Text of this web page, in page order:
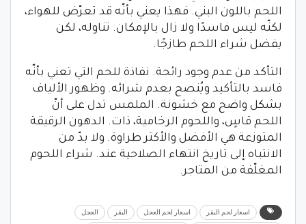
اللحم باللون البني. فهذا يعني بأنّه قد تعرّض للهواء،
لكنّه ليس فاسدًا ولا زال بالإمكان. تناوله، لكن
يفضل شراء اللحم طازجًا.
التأكد من عدم وجود رائحة. نفاذة للحم التي تعني بأنّه
فاسد بالتأكيد ويُنصح بعدم شرائه. وظهور الألياف
بشكل واضح مع خشونة. الملمس تدل على أنّ
اللحم قاسٍ، واللحوم الرخامية، ذات. الدهون الرقيقة
المتوزعة هي الأفضل والأكثر طراوة. ولا بدّ من
الانتباه إلى تاريخ انتهاء الصلاحية عند. شراء اللحوم
المغلّفة من المتاجر.
اسعار لحم البقر اسعار لحم العجل البقر العجل